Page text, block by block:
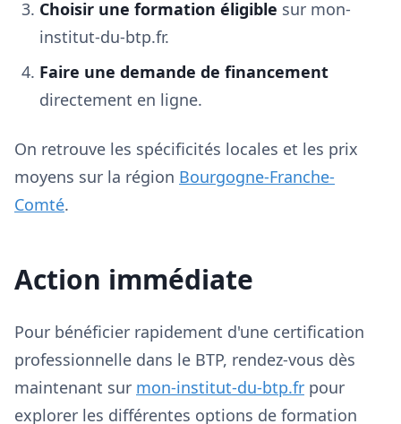
Choisir une formation éligible sur mon-
institut-du-btp.fr.
Faire une demande de financement
directement en ligne.
On retrouve les spécificités locales et les prix
moyens sur la région Bourgogne-Franche-
Comté.
Action immédiate
Pour bénéficier rapidement d'une certification
professionnelle dans le BTP, rendez-vous dès
maintenant sur mon-institut-du-btp.fr pour
explorer les différentes options de formation